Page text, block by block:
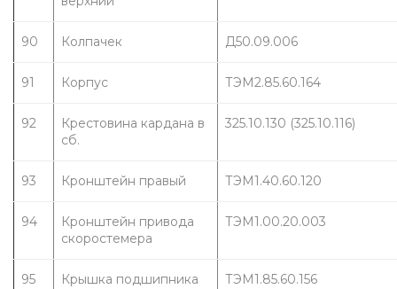
90 Колпачек Д50.09.006
91 Корпус ТЭМ2.85.60.164
92
Крестовина кардана в
сб.
325.10.130 (325.10.116)
93 Кронштейн правый ТЭМ1.40.60.120
94
Кронштейн привода
скоростемера
ТЭМ1.00.20.003
95 Крышка подшипника ТЭМ1.85.60.156